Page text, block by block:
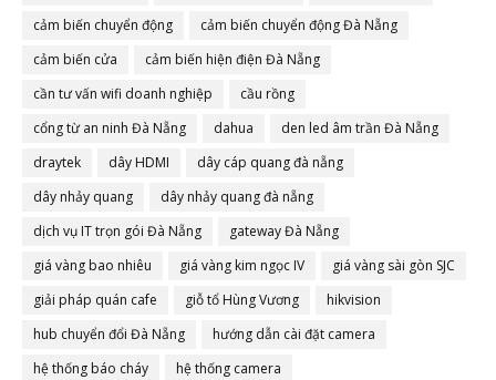
cảm biến chuyển động
cảm biến chuyển động Đà Nẵng
cảm biến cửa
cảm biến hiện điện Đà Nẵng
cần tư vấn wifi doanh nghiệp
cầu rồng
cổng từ an ninh Đà Nẵng
dahua
den led âm trần Đà Nẵng
draytek
dây HDMI
dây cáp quang đà nẵng
dây nhảy quang
dây nhảy quang đà nẵng
dịch vụ IT trọn gói Đà Nẵng
gateway Đà Nẵng
giá vàng bao nhiêu
giá vàng kim ngọc IV
giá vàng sài gòn SJC
giải pháp quán cafe
giỗ tổ Hùng Vương
hikvision
hub chuyển đổi Đà Nẵng
hướng dẫn cài đặt camera
hệ thống báo cháy
hệ thống camera